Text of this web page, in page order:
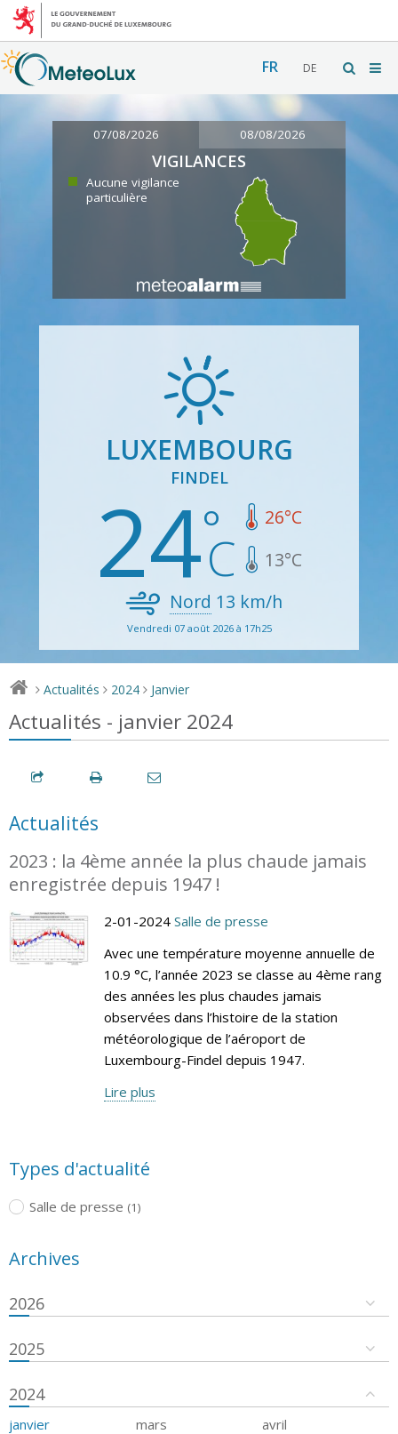
FR DE
07/08/2026 08/08/2026
VIGILANCES
Aucune vigilance
particulière
LUXEMBOURG
FINDEL
24 26°C
13°C
Nord 13 km/h
Vendredi 07 août 2026 à 17h25
> Actualités > 2024 > Janvier
Actualités - janvier 2024
Actualités
2023 : la 4ème année la plus chaude jamais
enregistrée depuis 1947 !
2-01-2024 Salle de presse
Avec une température moyenne annuelle de
10.9 °C, l’année 2023 se classe au 4ème rang
des années les plus chaudes jamais
observées dans l’histoire de la station
météorologique de l’aéroport de
Luxembourg-Findel depuis 1947.
Lire plus
Types d'actualité
Salle de presse (1)
Archives
2026
2025
2024
janvier mars
avril